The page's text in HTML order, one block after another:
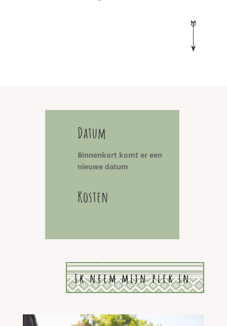
Datum
Binnenkort komt er een
nieuwe datum
Kosten
Ik neem mijn plek in